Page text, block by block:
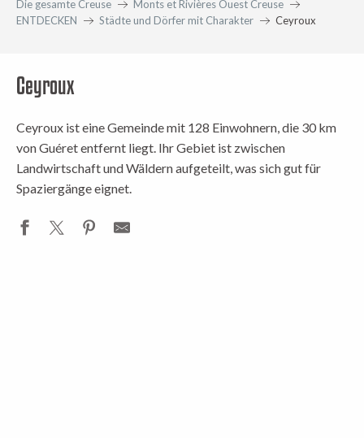
Die gesamte Creuse
Monts et Rivières Ouest Creuse
ENTDECKEN
Städte und Dörfer mit Charakter Ceyroux
Ceyroux
Ceyroux ist eine Gemeinde mit 128 Einwohnern, die 30 km
von Guéret entfernt liegt. Ihr Gebiet ist zwischen
Landwirtschaft und Wäldern aufgeteilt, was sich gut für
Spaziergänge eignet.